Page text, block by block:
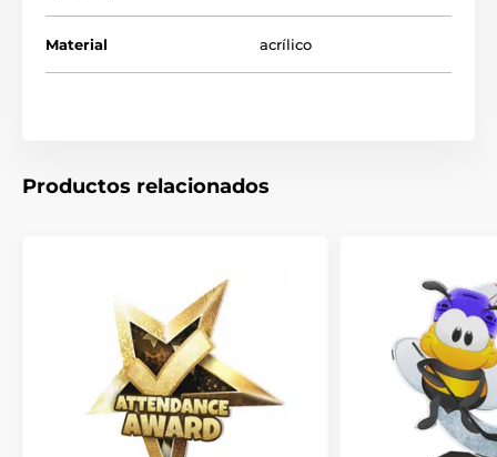
Material acrílico
Productos relacionados